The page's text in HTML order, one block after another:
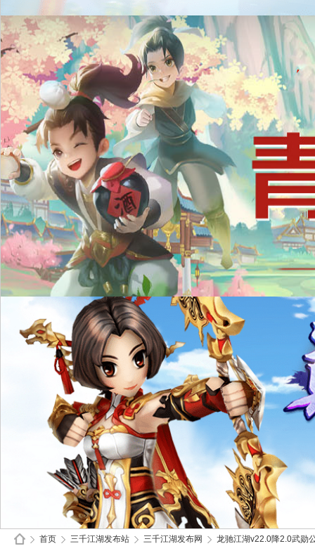
首页 三千江湖发布站 三千江湖发布网 龙驰江湖v22.0降2.0武勋